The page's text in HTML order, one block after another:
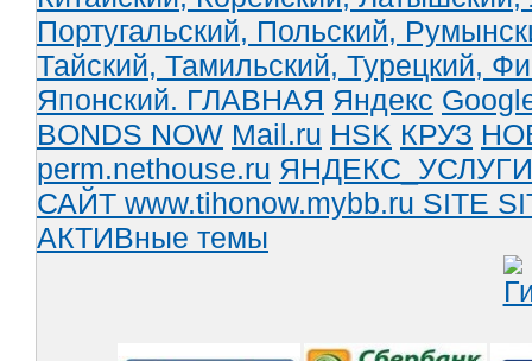
Португальский, Польский,
Тайский, Тамильский, Турецкий,
Японский. ГЛАВНАЯ Яндекс
BONDS NOW Mail.ru HSK КРУЗ
perm.nethouse.ru ЯНДЕКС_УСЛУГИ
САЙТ www.tihonow.mybb.ru SITE
АКТИВные темы